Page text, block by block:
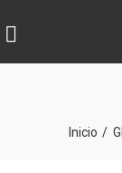
Inicio